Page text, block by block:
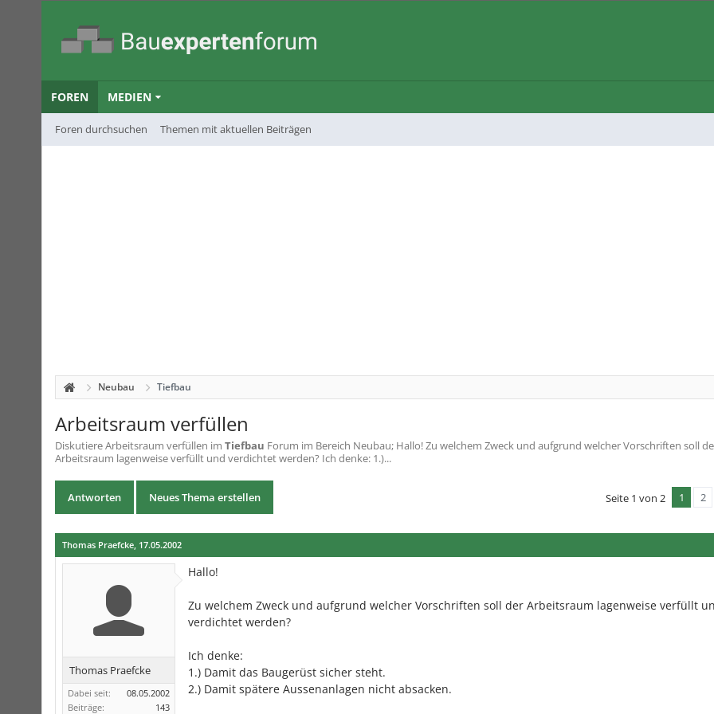
FOREN
Foren durchsuchen Themen mit aktuellen Beiträgen
MEDIEN
Neubau Tiefbau
Arbeitsraum verfüllen
DiskutiereArbeitsraum verfüllen im Tiefbau Forum im Bereich Neubau; Hallo! Zu welchem Zweck und aufgrund welcher Vorschriften soll
Arbeitsraum lagenweise verfüllt und verdichtet werden? Ich denke: 1.)...
Antworten Neues Thema erstellen Seite 1 von 2 1 2
Thomas Praefcke, 17.05.2002
Thomas Praefcke
Dabei seit:
08.05.2002
Beiträge:
143
Hallo!
Zu welchem Zweck und aufgrund welcher Vorschriften soll der Arbeitsraum lagenweise verfüllt
verdichtet werden?
Ich denke:
1.) Damit das Baugerüst sicher steht.
2.) Damit spätere Aussenanlagen nicht absacken.